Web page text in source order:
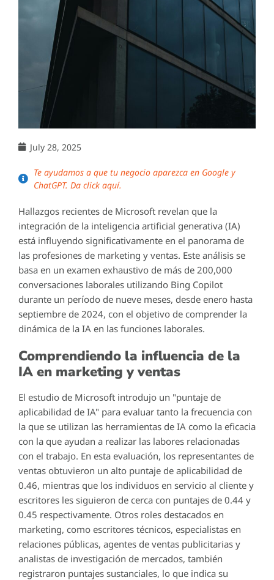
July 28, 2025
Te ayudamos a que tu negocio aparezca en Google y
ChatGPT. Da click aquí.
Hallazgos recientes de Microsoft revelan que la
integración de la inteligencia artificial generativa (IA)
está influyendo significativamente en el panorama de
las profesiones de marketing y ventas. Este análisis se
basa en un examen exhaustivo de más de 200,000
conversaciones laborales utilizando Bing Copilot
durante un período de nueve meses, desde enero hasta
septiembre de 2024, con el objetivo de comprender la
dinámica de la IA en las funciones laborales.
Comprendiendo la influencia de la
IA en marketing y ventas
El estudio de Microsoft introdujo un "puntaje de
aplicabilidad de IA" para evaluar tanto la frecuencia con
la que se utilizan las herramientas de IA como la eficacia
con la que ayudan a realizar las labores relacionadas
con el trabajo. En esta evaluación, los representantes de
ventas obtuvieron un alto puntaje de aplicabilidad de
0.46, mientras que los individuos en servicio al cliente y
escritores les siguieron de cerca con puntajes de 0.44 y
0.45 respectivamente. Otros roles destacados en
marketing, como escritores técnicos, especialistas en
relaciones públicas, agentes de ventas publicitarias y
analistas de investigación de mercados, también
registraron puntajes sustanciales, lo que indica su